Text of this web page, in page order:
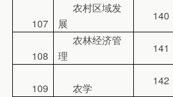
107
农村区域发
展
140
108
农林经济管
理
141
109 农学
142